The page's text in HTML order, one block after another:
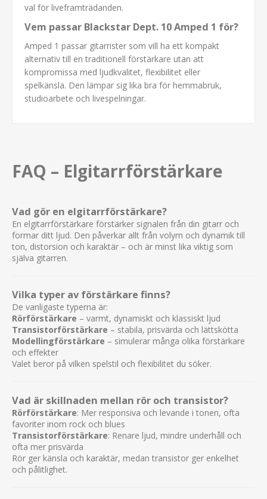
val för liveframträdanden.
Vem passar Blackstar Dept. 10 Amped 1 för?
Amped 1 passar gitarrister som vill ha ett kompakt
alternativ till en traditionell förstärkare utan att
kompromissa med ljudkvalitet, flexibilitet eller
spelkänsla. Den lämpar sig lika bra för hemmabruk,
studioarbete och livespelningar.
FAQ – Elgitarrförstärkare
Vad gör en elgitarrförstärkare?
En elgitarrförstärkare förstärker signalen från din gitarr och
formar ditt ljud. Den påverkar allt från volym och dynamik till
ton, distorsion och karaktär – och är minst lika viktig som
själva gitarren.
Vilka typer av förstärkare finns?
De vanligaste typerna är:
Rörförstärkare – varmt, dynamiskt och klassiskt ljud
Transistorförstärkare – stabila, prisvärda och lättskötta
Modellingförstärkare – simulerar många olika förstärkare
och effekter
Valet beror på vilken spelstil och flexibilitet du söker.
Vad är skillnaden mellan rör och transistor?
Rörförstärkare: Mer responsiva och levande i tonen, ofta
favoriter inom rock och blues
Transistorförstärkare: Renare ljud, mindre underhåll och
ofta mer prisvärda
Rör ger känsla och karaktär, medan transistor ger enkelhet
och pålitlighet.